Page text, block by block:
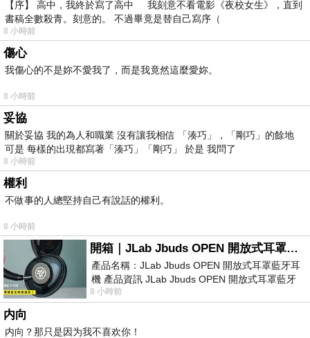
【序】 高中，我終於寫了高中 我刻意不看電影《夜校女生》，直到
書稿全數殺青。刻意的。 不過畢竟是替自己寫序（
8 小時前
傷心
我傷心的不是妳不愛我了，而是我竟然這麼愛妳。
8 小時前
妥協
關於妥協 我的為人和職業 沒有讓我相信 「湊巧」，「剛巧」的餘地
可是 每樣的出現都寫著「湊巧」「剛巧」 於是 我問了
8 小時前
權利
不做事的人總堅持自己有說話的權利。
8 小時前
開箱｜JLab Jbuds OPEN 開放式耳罩藍牙耳機 - 設計美學，輕巧、透氣、環境音全物理達成！
產品名稱：JLab Jbuds OPEN 開放式耳罩藍牙耳
機 產品資訊 JLab Jbuds OPEN 開放式耳罩藍牙
耳機評語：非常有特色，值得喜愛美型工
8 小時前
内向
内向？那只是因为我不喜欢你！